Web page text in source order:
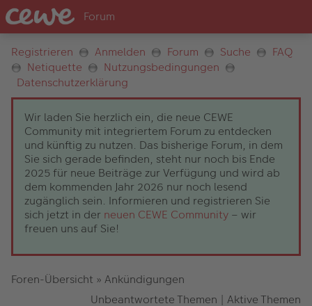
Registrieren Anmelden Forum Suche
FAQ
Netiquette
Nutzungsbedingungen
Datenschutzerklärung
Wir laden Sie herzlich ein, die neue CEWE
Community mit integriertem Forum zu entdecken
und künftig zu nutzen. Das bisherige Forum, in dem
Sie sich gerade befinden, steht nur noch bis Ende
2025 für neue Beiträge zur Verfügung und wird ab
dem kommenden Jahr 2026 nur noch lesend
zugänglich sein. Informieren und registrieren Sie
sich jetzt in der neuen CEWE Community – wir
freuen uns auf Sie!
Foren-Übersicht » Ankündigungen
Unbeantwortete Themen | Aktive Themen